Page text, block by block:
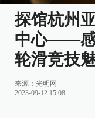
探馆杭州
中心——感
轮滑竞技
来源：光明网
2023-09-12 15:08